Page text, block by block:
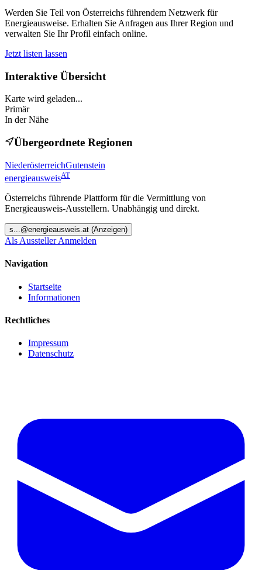
Werden Sie Teil von Österreichs führendem Netzwerk für
Energieausweise. Erhalten Sie Anfragen aus Ihrer Region und
verwalten Sie Ihr Profil einfach online.
Jetzt listen lassen
Interaktive Übersicht
Karte wird geladen...
Primär
In der Nähe
Übergeordnete Regionen
NiederösterreichGutenstein
energieausweisAT
Österreichs führende Plattform für die Vermittlung von
Energieausweis-Ausstellern. Unabhängig und direkt.
s...@energieausweis.at (Anzeigen)
Als Aussteller Anmelden
Navigation
Startseite
Informationen
Rechtliches
Impressum
Datenschutz